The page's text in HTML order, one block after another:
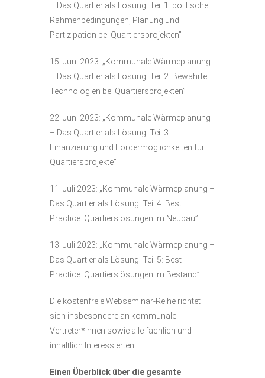
– Das Quartier als Lösung: Teil 1: politische
Rahmenbedingungen, Planung und
Partizipation bei Quartiersprojekten”
15. Juni 2023: „Kommunale Wärmeplanung
– Das Quartier als Lösung: Teil 2: Bewährte
Technologien bei Quartiersprojekten”
22. Juni 2023: „Kommunale Wärmeplanung
– Das Quartier als Lösung: Teil 3:
Finanzierung und Fördermöglichkeiten für
Quartiersprojekte”
11. Juli 2023: „Kommunale Wärmeplanung –
Das Quartier als Lösung: Teil 4: Best
Practice: Quartierslösungen im Neubau”
13. Juli 2023: „Kommunale Wärmeplanung –
Das Quartier als Lösung: Teil 5: Best
Practice: Quartierslösungen im Bestand”
Die kostenfreie Webseminar-Reihe richtet
sich insbesondere an kommunale
Vertreter*innen sowie alle fachlich und
inhaltlich Interessierten.
Einen Überblick über die gesamte